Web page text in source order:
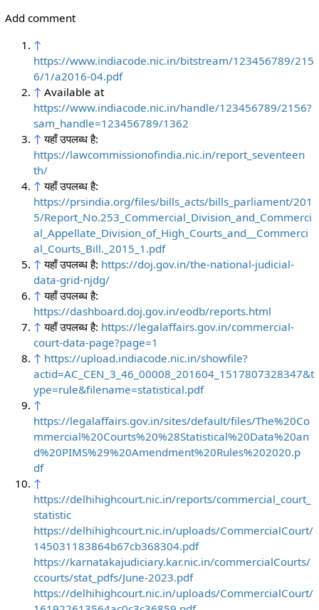
Add comment
↑
https://www.indiacode.nic.in/bitstream/123456789/215
6/1/a2016-04.pdf
↑ Available at
https://www.indiacode.nic.in/handle/123456789/2156?
sam_handle=123456789/1362
↑ यहाँ उपलब्ध है:
https://lawcommissionofindia.nic.in/report_seventeen
th/
↑ यहाँ उपलब्ध है:
https://prsindia.org/files/bills_acts/bills_parliament/201
5/Report_No.253_Commercial_Division_and_Commerci
al_Appellate_Division_of_High_Courts_and__Commerci
al_Courts_Bill._2015_1.pdf
↑ यहाँ उपलब्ध है: https://doj.gov.in/the-national-judicial-
data-grid-njdg/
↑ यहाँ उपलब्ध है:
https://dashboard.doj.gov.in/eodb/reports.html
↑ यहाँ उपलब्ध है: https://legalaffairs.gov.in/commercial-
court-data-page?page=1
↑ https://upload.indiacode.nic.in/showfile?
actid=AC_CEN_3_46_00008_201604_1517807328347&t
ype=rule&filename=statistical.pdf
↑
https://legalaffairs.gov.in/sites/default/files/The%20Co
mmercial%20Courts%20%28Statistical%20Data%20an
d%20PIMS%29%20Amendment%20Rules%202020.p
df
↑
https://delhihighcourt.nic.in/reports/commercial_court_
statistic
https://delhihighcourt.nic.in/uploads/CommercialCourt/
145031183864b67cb368304.pdf
https://karnatakajudiciary.kar.nic.in/commercialCourts/
ccourts/stat_pdfs/June-2023.pdf
https://delhihighcourt.nic.in/uploads/CommercialCourt/